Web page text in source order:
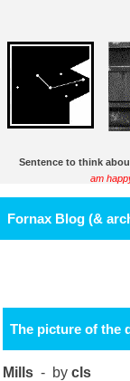
Sentence to think
am
Fornax Blog (&
The picture of the
Mills - bycls